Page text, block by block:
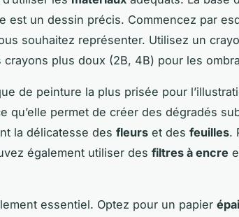
est un dessin précis. Commencez par
souhaitez représenter. Utilisez un
plus doux (2B, 4B) pour les
de peinture la plus prisée pour
qu’elle permet de créer des dégradés
la délicatesse des fleurs et des feuilles.
également utiliser des filtres à encre
essentiel. Optez pour un papier